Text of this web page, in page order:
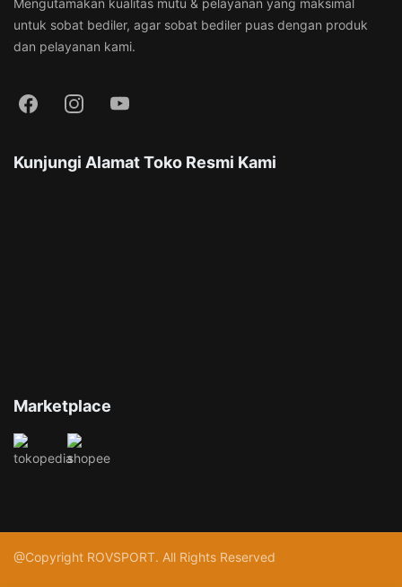
untuk sobat bediler, agar sobat bediler puas dengan produk
dan pelayanan kami.
Kunjungi Alamat Toko Resmi Kami
Marketplace
@Copyright ROVSPORT. All Rights Reserved